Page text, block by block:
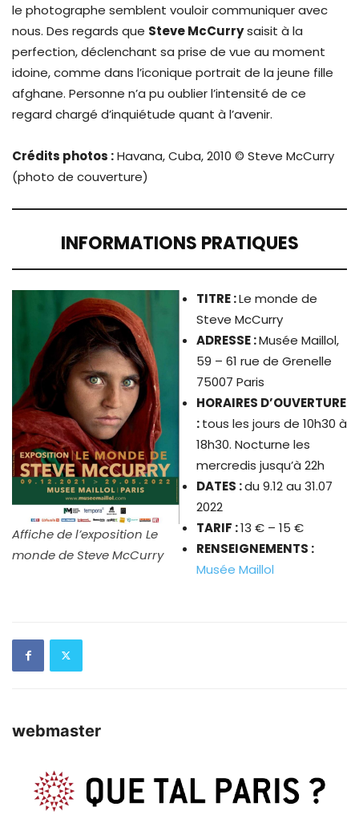
le photographe semblent vouloir communiquer avec
nous. Des regards que Steve McCurrysaisit à la
perfection, déclenchant sa prise de vue au moment
idoine, comme dans l’iconique portrait de la jeune fille
afghane. Personne n’a pu oublier l’intensité de ce
regard chargé d’inquiétude quant à l’avenir.
Crédits photos :Havana, Cuba, 2010 © Steve McCurry
(photo de couverture)
INFORMATIONS PRATIQUES
Affiche de l’exposition Le
monde de Steve McCurry
TITRE:Le monde de
Steve McCurry
ADRESSE :Musée Maillol,
59 – 61 rue de Grenelle
75007 Paris
HORAIRES D’OUVERTURE
:tous les jours de 10h30 à
18h30. Nocturne les
mercredis jusqu’à 22h
DATES :du 9.12 au 31.07
2022
TARIF :13 € – 15 €
RENSEIGNEMENTS :
Musée Maillol
webmaster